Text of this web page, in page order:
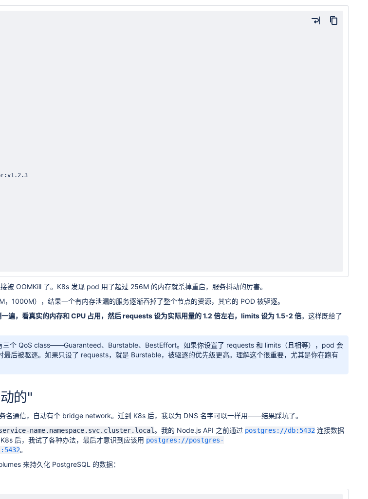
:
被 OOMKill 了。K8s 发现 pod 用了超过 256M 的内存就杀掉重启，服务抖动的厉害。
1000M），结果一个有内存泄漏的服务逐渐吞掉了整个节点的资源，其它的 POD 被驱逐。
遍，看真实的内存和 CPU 占用，然后 requests 设为实际用量的 1.2 倍左右，limits 设为 1.5-2 倍。这样既给了
三个 QoS class——Guaranteed、Burstable、BestEffort。如果你设置了 requests 和 limits（且相等），pod 会
后被驱逐。如果只设了 requests，就是 Burstable，被驱逐的优先级更高。理解这个很重要，尤其是你在跑有
的"
名通信，自动有个 bridge network。迁到 K8s 后，我以为 DNS 名字可以一样用——结果踩坑了。
name.namespace.svc.cluster.local。我的 Node.js API 之前通过 postgres://db:5432 连接数据
后，我试了各种办法，最后才意识到应该用 postgres://postgres-
。
来持久化 PostgreSQL 的数据：